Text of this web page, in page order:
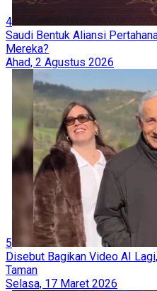
4
Saudi Bentuk Aliansi
Mereka?
Ahad, 2 Agustus 2026
5
Disebut Bagikan Video AI
Taman
Selasa, 17 Maret 2026